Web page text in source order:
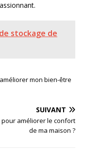
stockage de
mon bien-être
SUIVANT
pour améliorer le confort
de ma maison ?